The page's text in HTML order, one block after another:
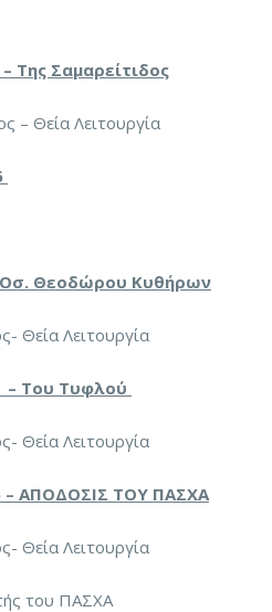
Της Σαμαρείτιδος
– Θεία Λειτουργία
Οσ. Θεοδώρου Κυθήρων
Θεία Λειτουργία
– Του Τυφλού
Θεία Λειτουργία
– ΑΠΟΔΟΣΙΣ ΤΟΥ ΠΑΣΧΑ
Θεία Λειτουργία
του ΠΑΣΧΑ